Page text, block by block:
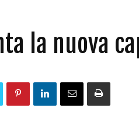
la nuova